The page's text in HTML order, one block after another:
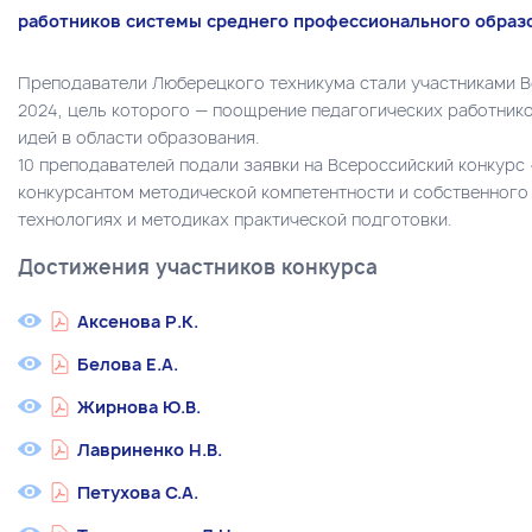
работников системы среднего профессионального
Преподаватели Люберецкого техникума стали участниками
2024, цель которого — поощрение педагогических
идей в области образования.
10 преподавателей подали заявки на Всероссийский
конкурсантом методической компетентности и
технологиях и методиках практической подготовки.
Достижения участников конкурса
Аксенова Р.К.
Белова Е.А.
Жирнова Ю.В.
Лавриненко Н.В.
Петухова С.А.